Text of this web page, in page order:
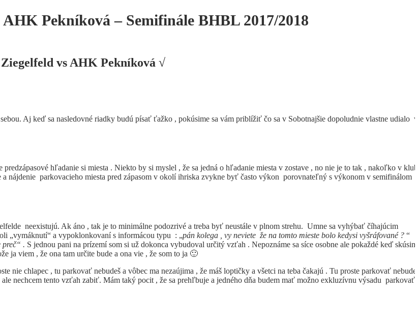
Pekníková – Semifinále BHBL 2017/2018
Ziegelfeld vs AHK Pekníková √
Aj keď sa nasledovné riadky budú písať ťažko , pokúsime sa vám priblížiť čo sa v Sobotnajšie dopoludnie vlastne udialo v
hľadanie si miesta . Niekto by si myslel , že sa jedná o hľadanie miesta v zostave , no nie je to tak , nakoľko v
nájdenie parkovacieho miesta pred zápasom v okolí ihriska zvykne byť často výkon porovnateľný s výkonom v semifinálom
neexistujú. Ak áno , tak je to minimálne podozrivé a treba byť neustále v plnom strehu. Umne sa vyhýbať číhajúcim
„vymáknutí“ a vypoklonkovaní s informácou typu : „pán kolega , vy neviete že na tomto mieste bolo kedysi vyšráfované ? “
preč“ . S jednou pani na prízemí som si už dokonca vybudoval určitý vzťah . Nepoznáme sa síce osobne ale pokaždé keď skúsim
ja viem , že ona tam určite bude a ona vie , že som to ja 🙂
chlapec , tu parkovať nebudeš a vôbec ma nezaújima , že máš loptičky a všetci na teba čakajú . Tu proste parkovať
nechcem tento vzťah zabiť. Mám taký pocit , že sa prehľbuje a jedného dňa budem mať možno exkluzívnu výsadu parkovať